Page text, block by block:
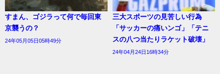
すまん、ゴジラって何で毎回東
京襲うの？
24年05月05日05時49分
三大スポーツの見苦しい行為
「サッカーの痛いンゴ」「テニ
スの八つ当たりラケット破壊」
24年04月24日16時34分